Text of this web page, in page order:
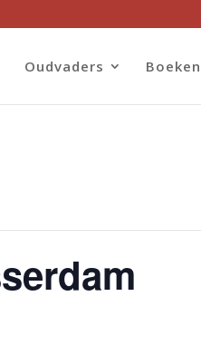
Oudvaders Boeken